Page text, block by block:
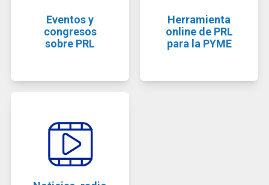
Eventos y
congresos
sobre PRL
Herramienta
online de PRL
para la PYME